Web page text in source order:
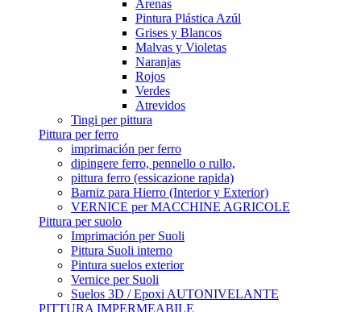
Arenas
Pintura Plástica Azúl
Grises y Blancos
Malvas y Violetas
Naranjas
Rojos
Verdes
Atrevidos
Tingi per pittura
Pittura per ferro
imprimación per ferro
dipingere ferro, pennello o rullo,
pittura ferro (essicazione rapida)
Barniz para Hierro (Interior y Exterior)
VERNICE per MACCHINE AGRICOLE
Pittura per suolo
Imprimación per Suoli
Pittura Suoli interno
Pintura suelos exterior
Vernice per Suoli
Suelos 3D / Epoxi AUTONIVELANTE
PITTURA IMPERMEABILE